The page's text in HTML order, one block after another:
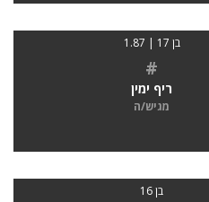
בן 17 | 1.87
#
ריף ימין
מגיש/ה
בן 16